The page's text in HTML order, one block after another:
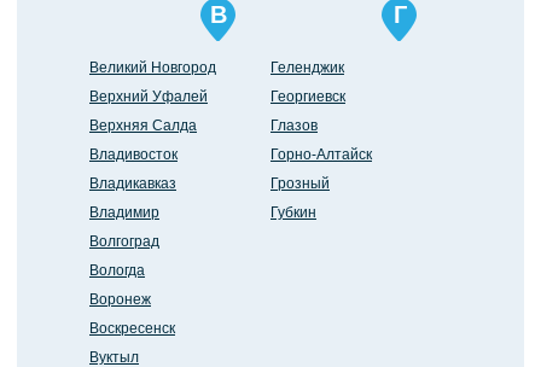
В
Великий Новгород
Верхний Уфалей
Верхняя Салда
Владивосток
Владикавказ
Владимир
Волгоград
Вологда
Воронеж
Воскресенск
Вуктыл
Г
Геленджик
Георгиевск
Глазов
Горно-Алтайск
Грозный
Губкин